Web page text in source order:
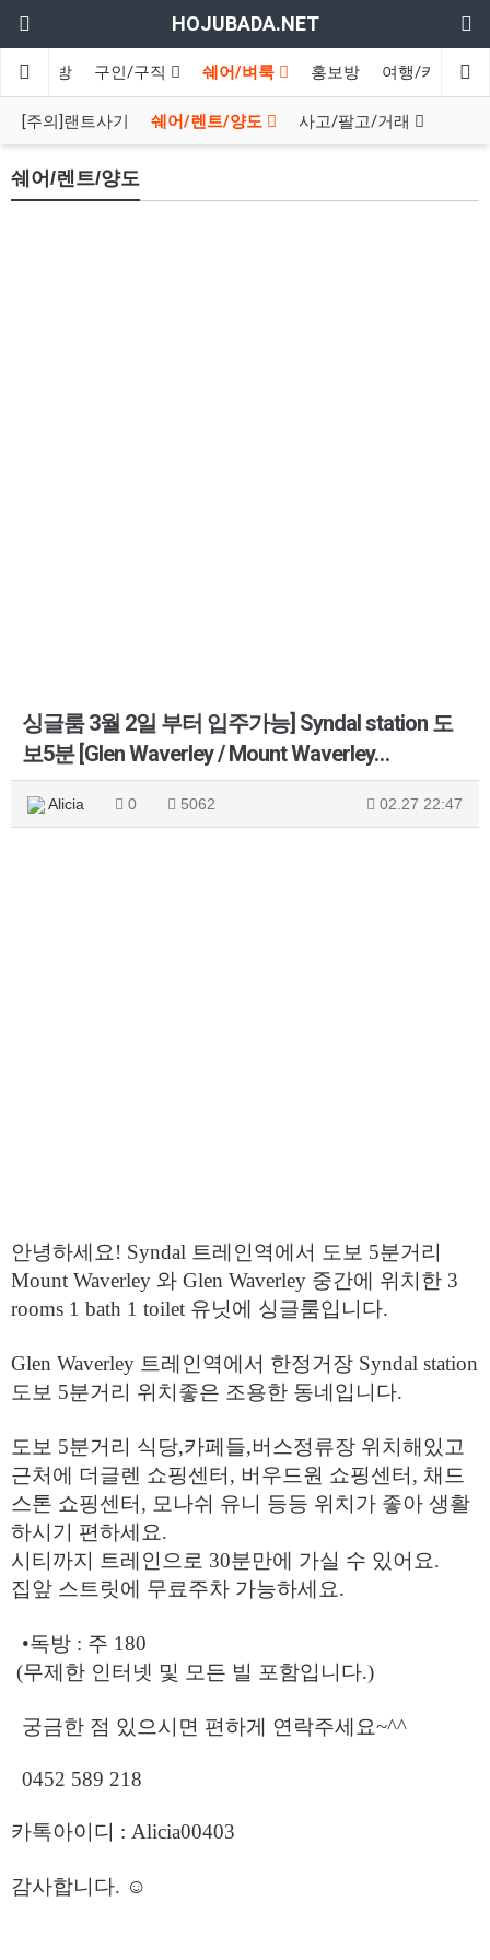
HOJUBADA.NET
수다방 구인/구직 쉐어/벼룩 홍보방 여행/카페
[주의]랜트사기 쉐어/렌트/양도 사고/팔고/거래
쉐어/렌트/양도
싱글룸 3월 2일 부터 입주가능] Syndal station 도
보5분 [Glen Waverley / Mount Waverley…
Alicia 0 5062 02.27 22:47
안녕하세요! Syndal 트레인역에서 도보 5분거리
Mount Waverley 와 Glen Waverley 중간에 위치한 3
rooms 1 bath 1 toilet 유닛에 싱글룸입니다.
Glen Waverley 트레인역에서 한정거장 Syndal station
도보 5분거리 위치좋은 조용한 동네입니다.
도보 5분거리 식당,카페들,버스정류장 위치해있고
근처에 더글렌 쇼핑센터, 버우드원 쇼핑센터, 채드
스톤 쇼핑센터, 모나쉬 유니 등등 위치가 좋아 생활
하시기 편하세요.
시티까지 트레인으로 30분만에 가실 수 있어요.
집앞 스트릿에 무료주차 가능하세요.
•독방 : 주 180
(무제한 인터넷 및 모든 빌 포함입니다.)
궁금한 점 있으시면 편하게 연락주세요~^^
0452 589 218
카톡아이디 : Alicia00403
감사합니다. ☺️